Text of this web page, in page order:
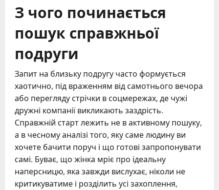
З чого починається
пошук справжньої
подруги
Запит на близьку подругу часто формується
хаотично, під враженням від самотнього вечора
або перегляду стрічки в соцмережах, де чужі
дружні компанії викликають заздрість.
Справжній старт лежить не в активному пошуку,
а в чесному аналізі того, яку саме людину ви
хочете бачити поруч і що готові запропонувати
самі. Буває, що жінка мріє про ідеальну
наперсницю, яка завжди вислухає, ніколи не
критикуватиме і розділить усі захоплення,